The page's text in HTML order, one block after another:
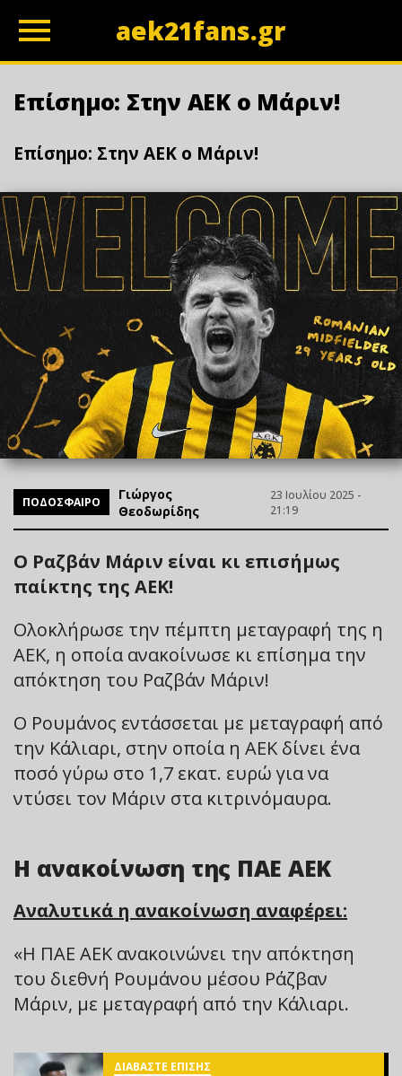
aek21fans.gr
Επίσημο: Στην ΑΕΚ ο Μάριν!
Επίσημο: Στην ΑΕΚ ο Μάριν!
ΠΟΔΟΣΦΑΙΡΟ
Γιώργος
Θεοδωρίδης
23 Ιουλίου 2025 -
21:19
Ο Ραζβάν Μάριν είναι κι επισήμως
παίκτης της ΑΕΚ!
Ολοκλήρωσε την πέμπτη μεταγραφή της η
ΑΕΚ, η οποία ανακοίνωσε κι επίσημα την
απόκτηση του Ραζβάν Μάριν!
Ο Ρουμάνος εντάσσεται με μεταγραφή από
την Κάλιαρι, στην οποία η ΑΕΚ δίνει ένα
ποσό γύρω στο 1,7 εκατ. ευρώ για να
ντύσει τον Μάριν στα κιτρινόμαυρα.
Η ανακοίνωση της ΠΑΕ ΑΕΚ
Αναλυτικά η ανακοίνωση αναφέρει:
«H ΠΑΕ ΑΕΚ ανακοινώνει την απόκτηση
του διεθνή Ρουμάνου μέσου Ράζβαν
Μάριν, με μεταγραφή από την Κάλιαρι.
ΔΙΑΒΑΣΤΕ ΕΠΙΣΗΣ